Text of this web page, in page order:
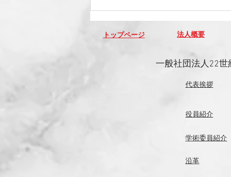
親子21サロンに出席いたしま
した。
​トップページ 法人概要
一般社団法人22
代表挨拶
役員紹介
学術委員紹介
沿革